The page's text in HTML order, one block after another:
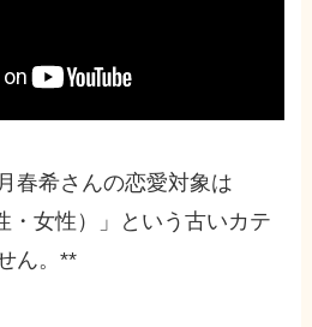
春希さんの恋愛対象は
・女性）」という古いカテ
ん。**